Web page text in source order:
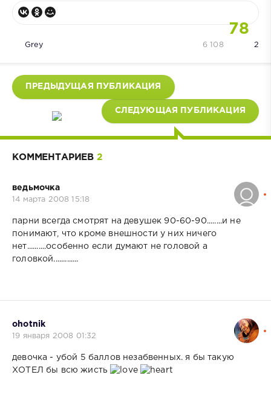
78
Grey 2
6 108
ПРЕДЫДУЩАЯ ПУБЛИКАЦИЯ
СЛЕДУЮЩАЯ ПУБЛИКАЦИЯ
КОММЕНТАРИЕВ 2
ведьмочка
14 марта 2008 15:18
парни всегда смотрят на девушек 90-60-90........и не
понимают, что кроме внешности у них ничего
нет..........особенно если думают не головой а
головкой.............
ohotnik
19 января 2008 01:32
девочка - убой 5 баллов незабвенных. я бы такую
ХОТЕЛ бы всю жисть